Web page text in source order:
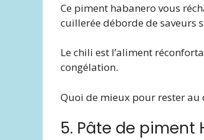
Ce piment habanero vous
cuillerée déborde de saveurs
Le chili est l’aliment
congélation.
Quoi de mieux pour rester au
5. Pâte de piment